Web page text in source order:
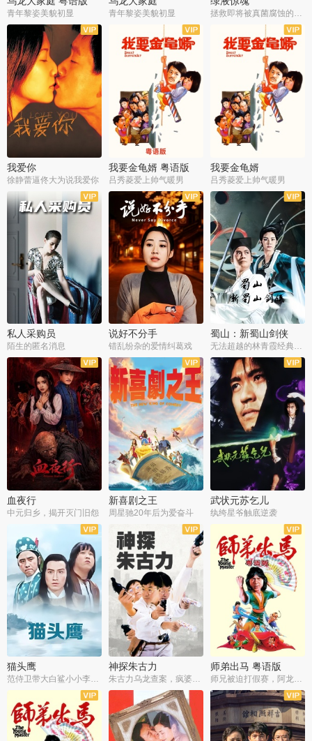
青年黎姿美貌初显 青年黎姿美貌初显 拯救即将被真菌腐蚀的世界
我爱你
徐静蕾逼佟大为说我爱你
我要金龟婿 粤语版
吕秀菱爱上帅气暖男
我要金龟婿
吕秀菱爱上帅气暖男
私人采购员
陌生的匿名消息
说好不分手
错乱纷杂的爱情纠葛戏
蜀山：新蜀山剑侠
无法超越的林青霞经典角色
血夜行
中元归乡，揭开灭门旧怨
新喜剧之王
周星驰20年后为爱奋斗
武状元苏乞儿
纨绔星爷触底逆袭
猫头鹰
范侍卫带大白鲨小小李破案寻妃
神探朱古力
朱古力乌龙查案，疯婆子神助攻
师弟出马 粤语版
师兄被迫打假赛，阿龙追查斗黑帮